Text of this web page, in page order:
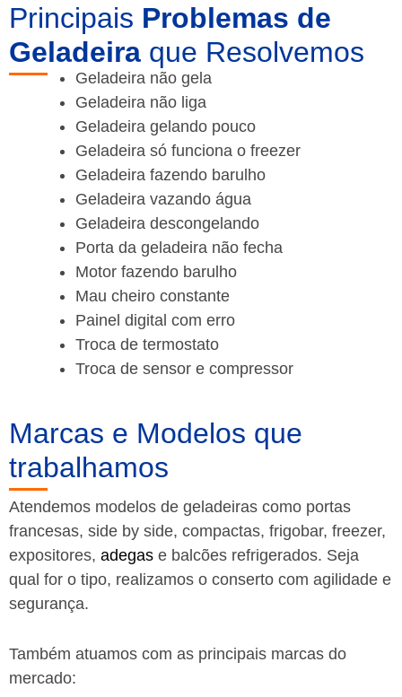
Principais Problemas de
Geladeira que Resolvemos
Geladeira não gela
Geladeira não liga
Geladeira gelando pouco
Geladeira só funciona o freezer
Geladeira fazendo barulho
Geladeira vazando água
Geladeira descongelando
Porta da geladeira não fecha
Motor fazendo barulho
Mau cheiro constante
Painel digital com erro
Troca de termostato
Troca de sensor e compressor
Marcas e Modelos que
trabalhamos
Atendemos modelos de geladeiras como portas
francesas, side by side, compactas, frigobar, freezer,
expositores, adegas e balcões refrigerados. Seja
qual for o tipo, realizamos o conserto com agilidade e
segurança.
Também atuamos com as principais marcas do
mercado: